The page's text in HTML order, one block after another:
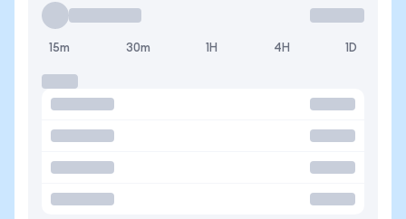
15m 30m 1H 4H 1D